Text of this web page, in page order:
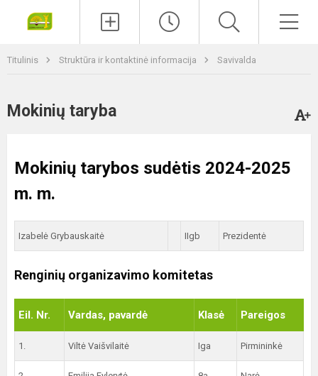
Titulinis Struktūra ir kontaktinė informacija Savivalda
Mokinių taryba
Mokinių tarybos sudėtis 2024-2025
m. m.
Izabelė Grybauskaitė IIgb Prezidentė
Renginių organizavimo komitetas
Eil. Nr. Vardas, pavardė Klasė Pareigos
1. Viltė Vaišvilaitė Iga Pirmininkė